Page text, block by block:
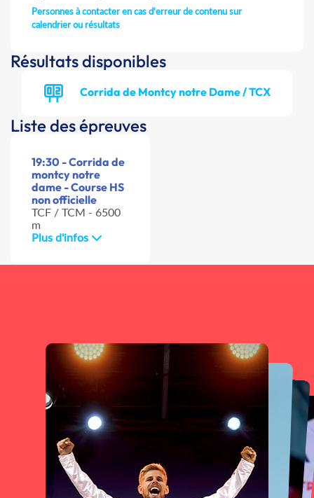
Personnes à contacter en cas d'erreur de contenu sur
calendrier ou résultats
Résultats disponibles
Corrida de Montcy notre Dame / TCX
Liste des épreuves
19:30 - Corrida de
montcy notre
dame - Course HS
non officielle
TCF / TCM - 6500
m
Plus d'infos